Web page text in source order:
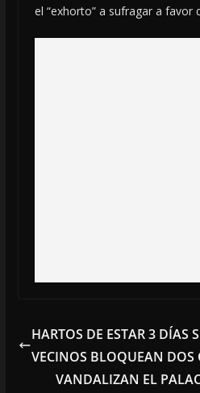
el “exhorto” a sufragar a favor
HARTOS DE ESTAR 3 DÍAS
VECINOS BLOQUEAN DOS
VANDALIZAN EL